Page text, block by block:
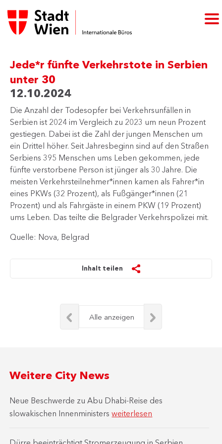
Jede*r fünfte Verkehrstote in Serbien
unter 30
12.10.2024
Die Anzahl der Todesopfer bei Verkehrsunfällen in
Serbien ist 2024 im Vergleich zu 2023 um neun Prozent
gestiegen. Dabei ist die Zahl der jungen Menschen um
ein Drittel höher. Seit Jahresbeginn sind auf den Straßen
Serbiens 395 Menschen ums Leben gekommen, jede
fünfte verstorbene Person ist jünger als 30 Jahre. Die
meisten Verkehrsteilnehmer*innen kamen als Fahrer*in
eines PKWs (32 Prozent), als Fußgänger*innen (21
Prozent) und als Fahrgäste in einem PKW (19 Prozent)
ums Leben. Das teilte die Belgrader Verkehrspolizei mit. ​
Quelle: Nova, Belgrad
Inhalt teilen
Alle anzeigen
Weitere City News
Neue Beschwerde zu Abu Dhabi-Reise des
slowakischen Innenministersweiterlesen